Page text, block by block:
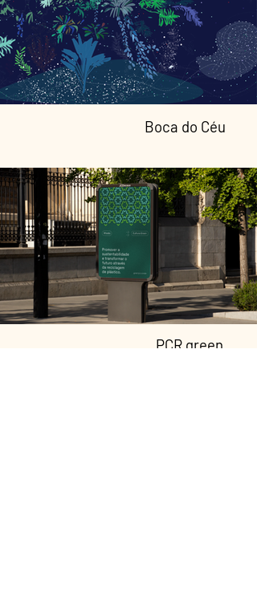
Boca do Céu
PCR green